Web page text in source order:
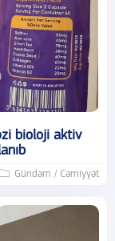
bioloji aktiv
Gündəm / Cəmiyyət